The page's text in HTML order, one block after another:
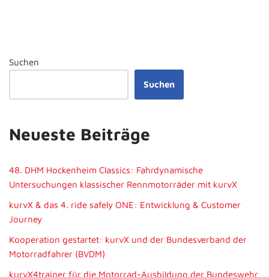
Suchen
Suchen
Neueste Beiträge
48. DHM Hockenheim Classics: Fahrdynamische
Untersuchungen klassischer Rennmotorräder mit kurvX
kurvX & das 4. ride safely ONE: Entwicklung & Customer
Journey
Kooperation gestartet: kurvX und der Bundesverband der
Motorradfahrer (BVDM)
kurvX4trainer für die Motorrad-Ausbildung der Bundeswehr